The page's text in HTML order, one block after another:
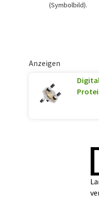
(Symbolbild).
Anzeigen